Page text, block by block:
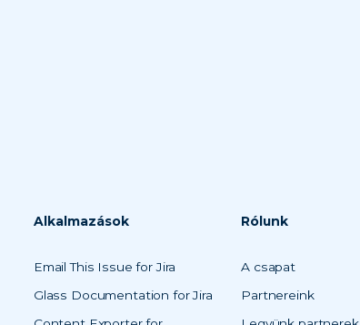
Alkalmazások
Email This Issue for Jira
Glass Documentation for Jira
Rólunk
A csapat
Partnereink